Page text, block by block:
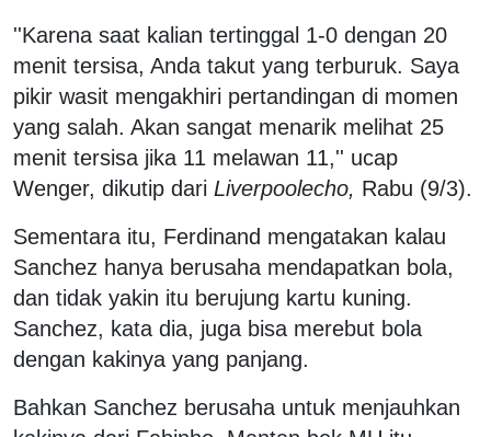
''Karena saat kalian tertinggal 1-0 dengan 20
menit tersisa, Anda takut yang terburuk. Saya
pikir wasit mengakhiri pertandingan di momen
yang salah. Akan sangat menarik melihat 25
menit tersisa jika 11 melawan 11,'' ucap
Wenger, dikutip dari Liverpoolecho, Rabu (9/3).
Sementara itu, Ferdinand mengatakan kalau
Sanchez hanya berusaha mendapatkan bola,
dan tidak yakin itu berujung kartu kuning.
Sanchez, kata dia, juga bisa merebut bola
dengan kakinya yang panjang.
Bahkan Sanchez berusaha untuk menjauhkan